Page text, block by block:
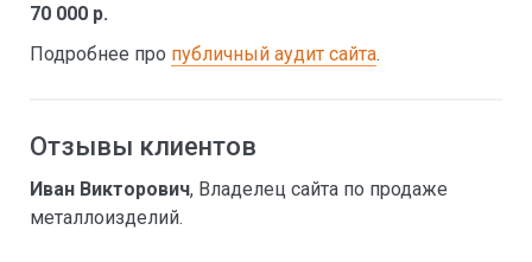
70 000 р.
Подробнее про публичный аудит сайта.
Отзывы клиентов
Иван Викторович, Владелец сайта по продаже
металлоизделий.